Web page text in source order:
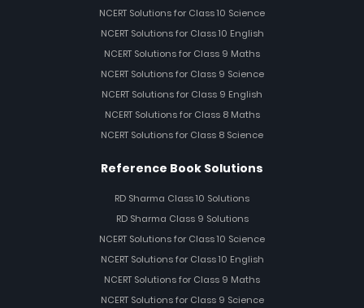
NCERT Solutions for Class 10 Science
NCERT Solutions for Class 10 English
NCERT Solutions for Class 9 Maths
NCERT Solutions for Class 9 Science
NCERT Solutions for Class 9 English
NCERT Solutions for Class 8 Maths
NCERT Solutions for Class 8 Science
Reference Book Solutions
RD Sharma Class 10 Solutions
RD Sharma Class 9 Solutions
NCERT Solutions for Class 10 Science
NCERT Solutions for Class 10 English
NCERT Solutions for Class 9 Maths
NCERT Solutions for Class 9 Science